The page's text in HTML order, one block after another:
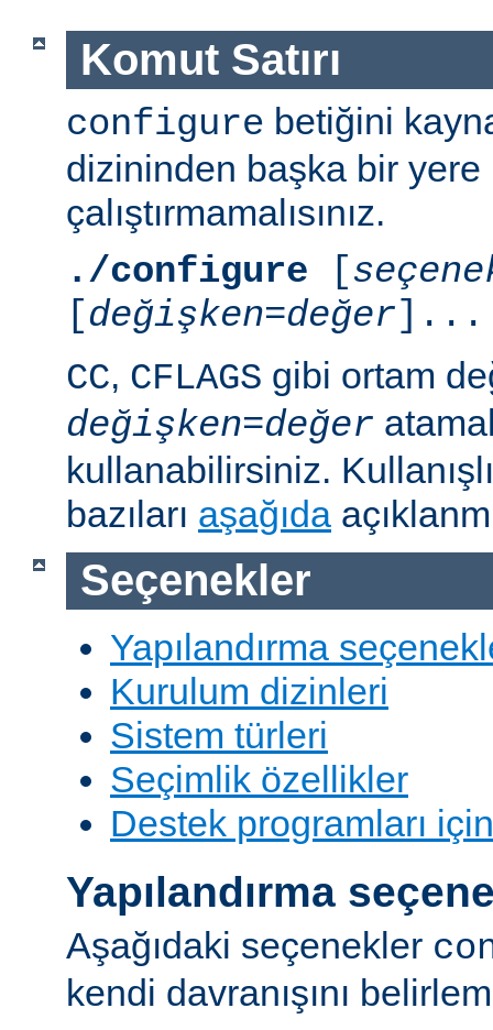
Komut Satırı
configure betiğini
dizininden başka bir yere
çalıştırmamalısınız.
./configure [
[değişken=değer]...
CC, CFLAGS gibi ortam
değişken=değer
kullanabilirsiniz.
bazıları aşağıda
Seçenekler
Yapılandırma
Kurulum dizinleri
Sistem türleri
Seçimlik özellikler
Destek programları
Yapılandırma
Aşağıdaki seçenekler
kendi davranışını